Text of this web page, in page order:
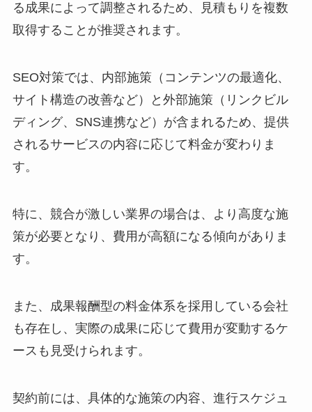
る成果によって調整されるため、見積もりを複数
取得することが推奨されます。
SEO対策では、内部施策（コンテンツの最適化、
サイト構造の改善など）と外部施策（リンクビル
ディング、SNS連携など）が含まれるため、提供
されるサービスの内容に応じて料金が変わりま
す。
特に、競合が激しい業界の場合は、より高度な施
策が必要となり、費用が高額になる傾向がありま
す。
また、成果報酬型の料金体系を採用している会社
も存在し、実際の成果に応じて費用が変動するケ
ースも見受けられます。
契約前には、具体的な施策の内容、進行スケジュ